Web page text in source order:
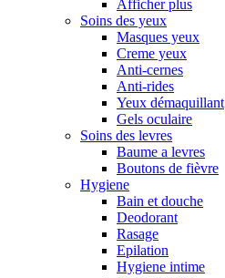
Afficher plus
Soins des yeux
Masques yeux
Creme yeux
Anti-cernes
Anti-rides
Yeux démaquillant
Gels oculaire
Soins des levres
Baume a levres
Boutons de fièvre
Hygiene
Bain et douche
Deodorant
Rasage
Epilation
Hygiene intime